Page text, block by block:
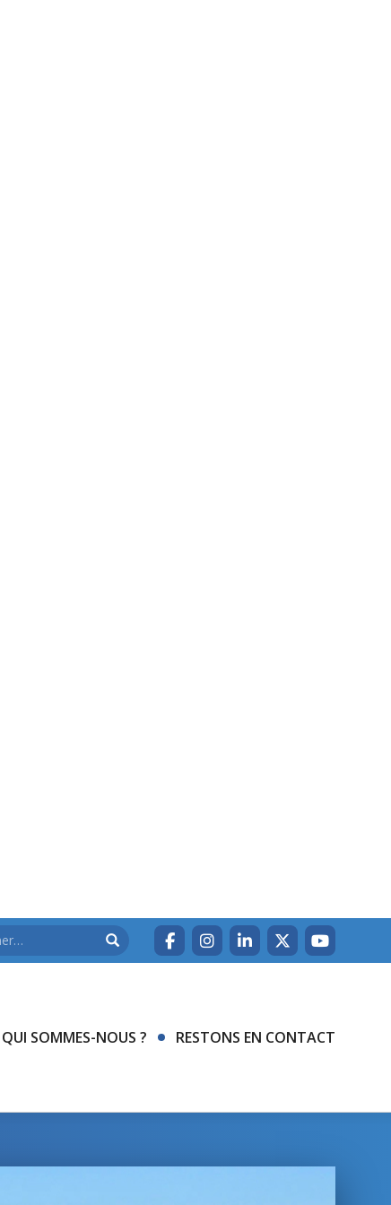
QUI SOMMES-NOUS ? RESTONS EN CONTACT